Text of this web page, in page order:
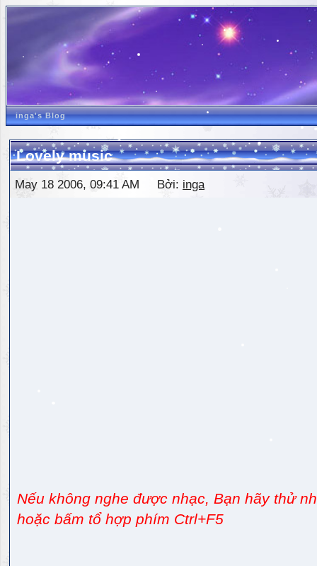
inga's Blog
Lovely music
May 18 2006, 09:41 AM Bởi: inga
Nếu không nghe được nhạc, Bạn hãy thử
hoặc bấm tổ hợp phím Ctrl+F5